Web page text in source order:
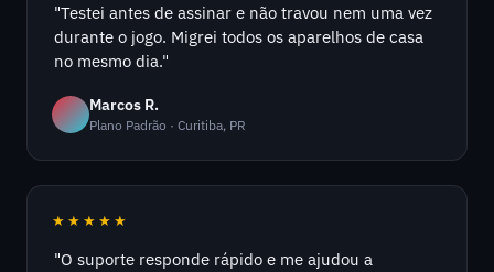
"Testei antes de assinar e não travou nem uma vez
durante o jogo. Migrei todos os aparelhos de casa
no mesmo dia."
Marcos R.
Plano Padrão · Curitiba, PR
★★★★★
"O suporte responde rápido e me ajudou a